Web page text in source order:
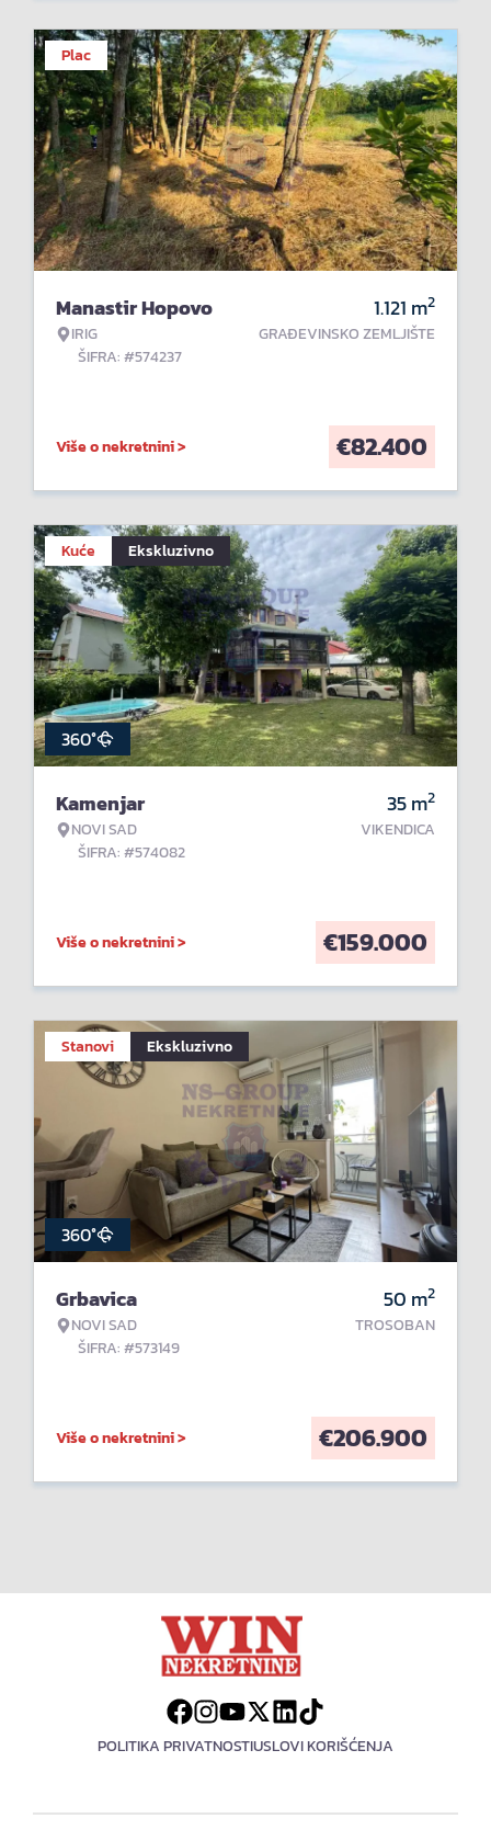
Plac
Manastir Hopovo
IRIG
ŠIFRA: #574237
1.121 m2
GRAĐEVINSKO ZEMLJIŠTE
Više o nekretnini > €82.400
Kuće Ekskluzivno
360°
Kamenjar
NOVI SAD
ŠIFRA: #574082
35m2
VIKENDICA
Više o nekretnini > €159.000
Stanovi Ekskluzivno
360°
Grbavica
NOVI SAD
ŠIFRA: #573149
50 m2
TROSOBAN
Više o nekretnini > €206.900
POLITIKA PRIVATNOSTIUSLOVI KORIŠĆENJA